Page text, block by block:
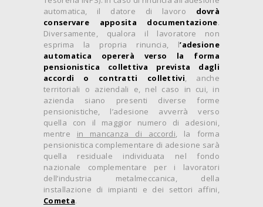
automatica, il datore di lavoro dovrà
conservare apposita documentazione.
Diversamente, qualora il lavoratore non
esprima la propria rinuncia, l’adesione
automatica opererà verso la forma
pensionistica collettiva prevista dagli
accordi o contratti collettivi, anche
territoriali o aziendali e, nel caso in cui, in
azienda siano presenti diverse forme
pensionistiche, l’adesione avverrà verso
quella con il maggior numero di adesioni,
mentre in mancanza di accordi, la forma
pensionistica complementare di adesione sarà
quella residuale individuata nel fondo
nazionale complementare per i lavoratori
dell’industria metalmeccanica, della
installazione di impianti e dei settori affini,
Cometa.